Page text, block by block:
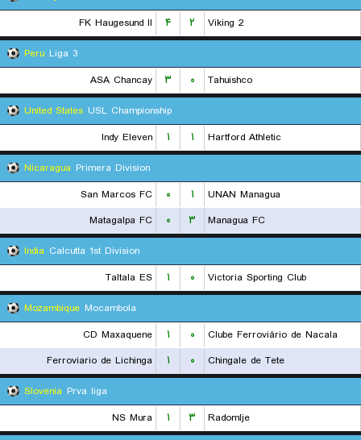
FK Haugesund II
۴ ۲
Viking 2
Peru Liga 3
ASA Chancay
۳ ۰
Tahuishco
United States USL Championship
Indy Eleven
۱ ۱
Hartford Athletic
Nicaragua Primera Division
San Marcos FC
۰ ۱
UNAN Managua
Matagalpa FC
۰ ۳
Managua FC
India Calcutta 1st Division
Taltala ES
۱ ۰
Victoria Sporting Club
Mozambique Mocambola
CD Maxaquene
۱ ۰
Clube Ferroviário de Nacala
Ferroviario de Lichinga
۱ ۰
Chingale de Tete
Slovenia Prva liga
NS Mura
۱ ۳
Radomlje